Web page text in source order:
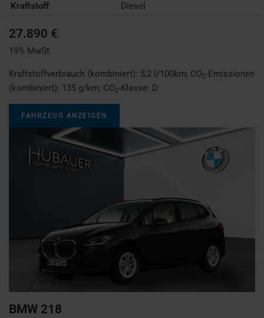
Kraftstoff
Diesel
27.890 €
19% MwSt.
Kraftstoffverbrauch (kombiniert): 5,2 l/100km; CO2-Emissionen
(kombiniert): 135 g/km; CO2-Klasse: D
FAHRZEUG ANZEIGEN
BMW 218